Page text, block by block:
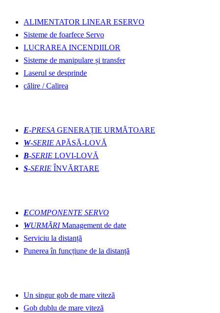
ALIMENTATOR LINEAR ESERVO
Sisteme de foarfece Servo
LUCRAREA INCENDIILOR
Sisteme de manipulare și transfer
Laserul se desprinde
călire / Calirea
E-PRESA GENERAȚIE URMĂTOARE
W-SERIEAPĂSĂ-LOVĂ
B-SERIE LOVI-LOVĂ
S-SERIE ÎNVĂRTARE
ECOMPONENTE SERVO
WURMĂRIManagement de date
Serviciu la distanță
Punerea în funcțiune de la distanță
Un singur gob de mare viteză
Gob dublu de mare viteză